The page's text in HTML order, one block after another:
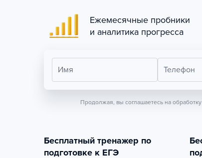
Ежемесячные пробники
и аналитика прогресса
Имя Телефон
Продолжая, вы соглашаетесь на
Бесплатный тренажер по
подготовке к ЕГЭ